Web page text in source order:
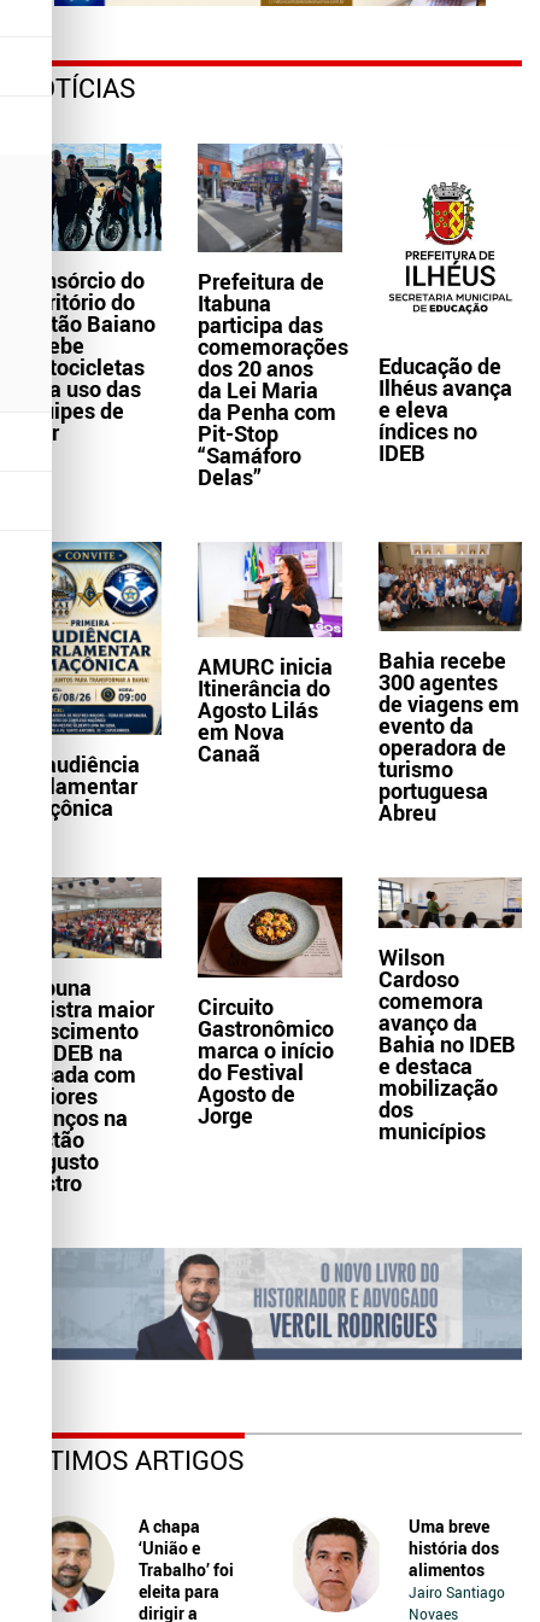
NOTÍCIAS
Consórcio do
Território do
Sertão Baiano
recebe
motocicletas
para uso das
equipes de
Ater
Prefeitura de
Itabuna
participa das
comemorações
dos 20 anos
da Lei Maria
da Penha com
Pit-Stop
“Samáforo
Delas”
Educação de
Ilhéus avança
e eleva
índices no
IDEB
1ª audiência
parlamentar
maçônica
AMURC inicia
Itinerância do
Agosto Lilás
em Nova
Canaã
Bahia recebe
300 agentes
de viagens em
evento da
operadora de
turismo
portuguesa
Abreu
Itabuna
registra maior
crescimento
do IDEB na
década com
maiores
avanços na
gestão
Augusto
Castro
Circuito
Gastronômico
marca o início
do Festival
Agosto de
Jorge
Wilson
Cardoso
comemora
avanço da
Bahia no IDEB
e destaca
mobilização
dos
municípios
ÚLTIMOS ARTIGOS
A chapa
‘União e
Trabalho’ foi
eleita para
dirigir a
Uma breve
história dos
alimentos
Jairo Santiago
Novaes